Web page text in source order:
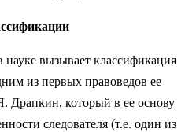
вызывает классификация
из первых правоведов ее
Драпкин, который в ее основу
следователя (т.е. один из